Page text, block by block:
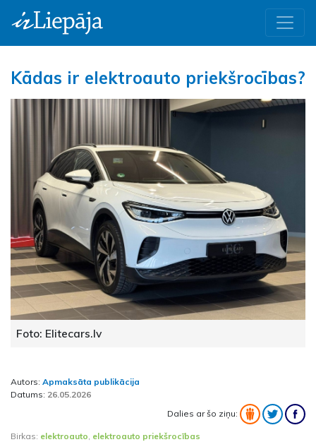
Kādas ir elektroauto priekšrocības?
Foto: Elitecars.lv
Autors: Apmaksāta publikācija
Datums: 26.05.2026
Dalies ar šo ziņu:
Birkas: elektroauto elektroauto priekšrocības